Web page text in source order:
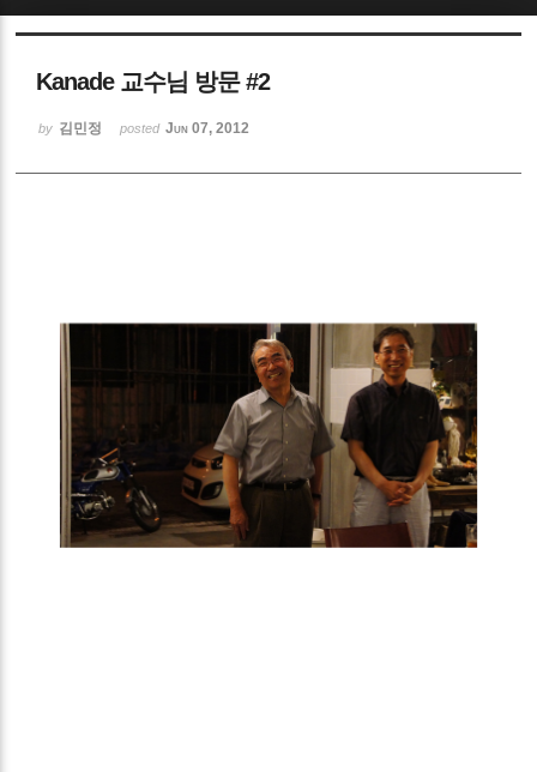
Kanade 교수님 방문 #2
by 김민정 posted Jun 07, 2012
Sketchbook5, 스케치북5